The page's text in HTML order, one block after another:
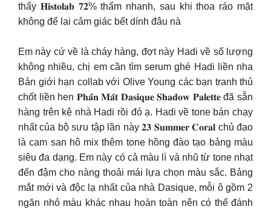
thấy 𝐇𝐢𝐬𝐭𝐨𝐥𝐚𝐛 𝟕𝟐% thấm nhanh, sau khi thoa ráo mặt
không để lại cảm giác bết dính đâu nà
Em này cứ về là cháy hàng, đợt này Hadi về số lượng
không nhiều, chị em cần tìm serum ghé Hadi liền nha
Bản giới hạn collab với Olive Young các bạn tranh thủ
chốt liền hen 𝐏𝐡𝐚̂́𝐧 𝐌𝐚̆́𝐭 𝐃𝐚𝐬𝐢𝐪𝐮𝐞 𝐒𝐡𝐚𝐝𝐨𝐰 𝐏𝐚𝐥𝐞𝐭𝐭𝐞 đã sẵn
hàng trên kệ nhà Hadi rồi đó ạ. Hadi về tone bán chạy
nhất của bộ sưu tập lần này 𝟐𝟑 𝐒𝐮𝐦𝐦𝐞𝐫 𝐂𝐨𝐫𝐚𝐥 chủ đạo
là cam san hô mix thêm tone hồng đào tạo bảng màu
siêu đa dạng. Em này có cả màu lì và nhũ từ tone nhạt
đến đậm cho nàng thoải mái lựa chọn màu sắc. Bảng
mắt mới và độc lạ nhất của nhà Dasique, mỗi ô gồm 2
ngăn nhỏ màu khác nhau hoàn toàn nên có thể đánh